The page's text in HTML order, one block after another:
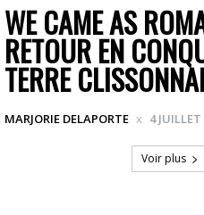
WE CAME AS
RETOUR EN
TERRE
MARJORIE DELAPORTE 4
Voir plus